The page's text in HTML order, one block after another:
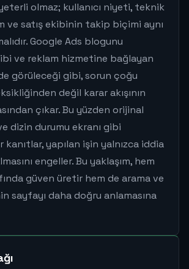
olmaz; kullanıcı niyeti, teknik
ve satış ekibinin takip biçimi aynı
Google Ads blogunu
ve reklam hizmetine bağlayan
görüleceği gibi, sorun çoğu
değil karar akışının
çıkar. Bu yüzden orijinal
dizin durumu ekranı gibi
yapılan işin yalnızca iddia
engeller. Bu yaklaşım, hem
güven üretir hem de arama ve
sayfayı daha doğru anlamasına